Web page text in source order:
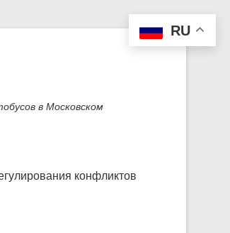
в Московском
конфликтов
RU